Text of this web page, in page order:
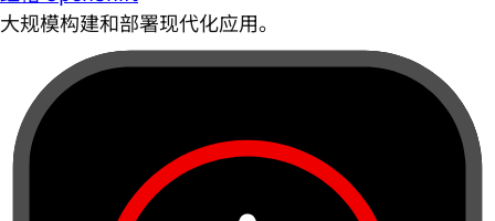
大规模构建和部署现代化应用。